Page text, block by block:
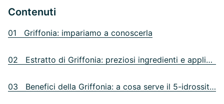
Contenuti
01 Griffonia: impariamo a conoscerla
02 Estratto di Griffonia: preziosi ingredienti e applicazione
03 Benefici della Griffonia: a cosa serve il 5-idrossitriptofano?